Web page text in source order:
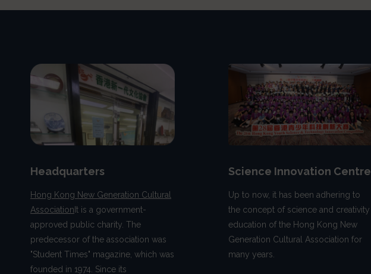
Headquarters
Hong Kong New Generation Cultural
Association It is a government-
approved public charity. The
predecessor of the association was
"Student Times" magazine, which was
founded in 1974. Since its
Science Innovation Centre
Up to now, it has been adhering to
the concept of science and creativity
education of the Hong Kong New
Generation Cultural Association for
many years.